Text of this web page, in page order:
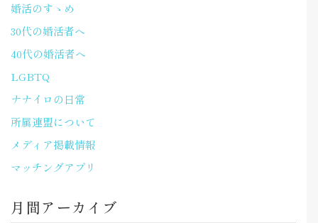
婚活のすゝめ
30代の婚活者へ
40代の婚活者へ
LGBTQ
ナナイロの日常
所属連盟について
メディア掲載情報
マッチングアプリ
月間アーカイブ